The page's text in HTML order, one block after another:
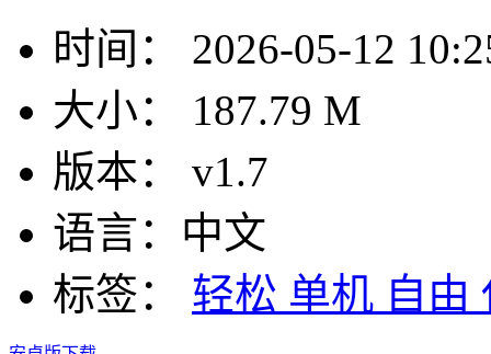
时间：
2026-05-12
大小：
187.79 M
版本：
v1.7
语言： 中文
标签：
轻松 单机 自由